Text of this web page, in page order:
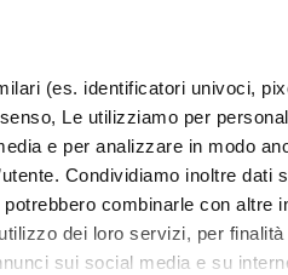
(es. identificatori univoci,
Le utilizziamo per
e per analizzare in modo
Condividiamo inoltre
combinarle con altre
dei loro servizi, per
sui social media e su
SISTEMI E